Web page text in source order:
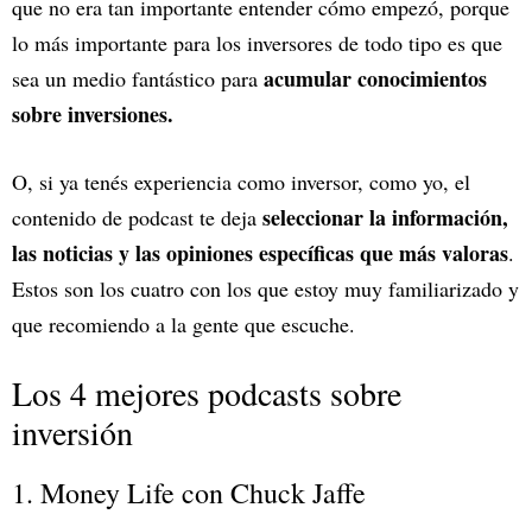
que no era tan importante entender cómo empezó, porque
lo más importante para los inversores de todo tipo es que
sea un medio fantástico para acumular conocimientos
sobre inversiones.
O, si ya tenés experiencia como inversor, como yo, el
contenido de podcast te deja seleccionar la información,
las noticias y las opiniones específicas que más valoras.
Estos son los cuatro con los que estoy muy familiarizado y
que recomiendo a la gente que escuche.
Los 4 mejores podcasts sobre
inversión
1. Money Life con Chuck Jaffe